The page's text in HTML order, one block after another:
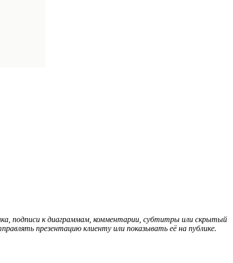
подписи к диаграммам, комментарии, субтитры или скрытый
презентацию клиенту или показывать её на публике.